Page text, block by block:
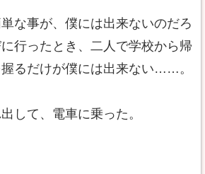
な事が、僕には出来ないのだろ
行ったとき、二人で学校から帰
るだけが僕には出来ない……。
して、電車に乗った。